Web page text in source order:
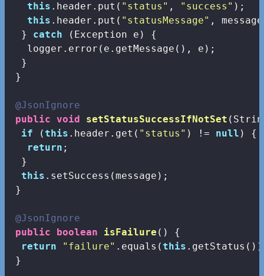
this .header.put( "status" , "success" );
this .header.put( "statusMessage" ,
  }
catch (Exception e) {
   logger.error(e.getMessage(), e);
  }
}
@JsonIgnore
public void setStatusSuccessIfNotSet
if (this .header.get( "status" ) != null ) {
return ;
  }
this .setSuccess(message);
}
@JsonIgnore
public
boolean isFailure ()
{
return
"failure" .equals(this
}